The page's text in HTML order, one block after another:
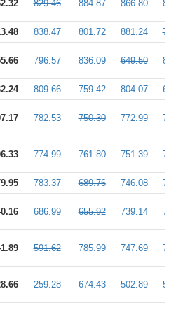
829.46 884.87 866.80
838.47 801.72 881.24
796.57 836.09 649.50
809.66 759.42 804.07
782.53 750.30 772.99
774.99 761.80 751.39
783.37 689.76 746.08
686.99 655.92 739.14
591.62 785.99 747.69
259.28 674.43 502.89